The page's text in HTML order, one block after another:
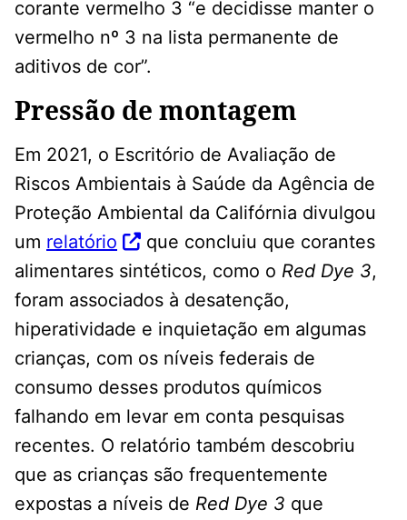
corante vermelho 3 “e decidisse manter o
vermelho nº 3 na lista permanente de
aditivos de cor”.
Pressão de montagem
Em 2021, o Escritório de Avaliação de
Riscos Ambientais à Saúde da Agência de
Proteção Ambiental da Califórnia divulgou
um relatório
que concluiu que corantes
alimentares sintéticos, como o Red Dye 3,
foram associados à desatenção,
hiperatividade e inquietação em algumas
crianças, com os níveis federais de
consumo desses produtos químicos
falhando em levar em conta pesquisas
recentes. O relatório também descobriu
que as crianças são frequentemente
expostas a níveis de Red Dye 3 que